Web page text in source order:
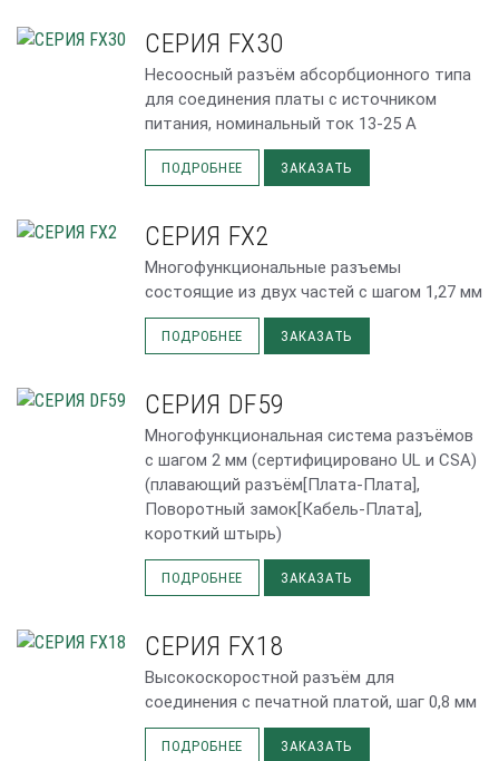
СЕРИЯ FX30
Несоосный разъём абсорбционного типа
для соединения платы с источником
питания, номинальный ток 13-25 А
ПОДРОБНЕЕ ЗАКАЗАТЬ
СЕРИЯ FX2
Многофункциональные разъемы
состоящие из двух частей с шагом 1,27 мм
ПОДРОБНЕЕ ЗАКАЗАТЬ
СЕРИЯ DF59
Многофункциональная система разъёмов
с шагом 2 мм (сертифицировано UL и CSA)
(плавающий разъём[Плата-Плата],
Поворотный замок[Кабель-Плата],
короткий штырь)
ПОДРОБНЕЕ ЗАКАЗАТЬ
СЕРИЯ FX18
Высокоскоростной разъём для
соединения с печатной платой, шаг 0,8 мм
ПОДРОБНЕЕ ЗАКАЗАТЬ